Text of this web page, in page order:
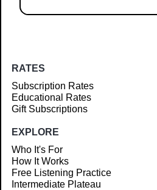
RATES
Subscription Rates
Educational Rates
Gift Subscriptions
EXPLORE
Who It's For
How It Works
Free Listening Practice
Intermediate Plateau